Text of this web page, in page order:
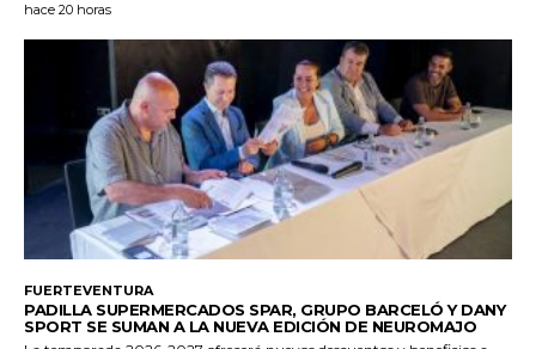
hace 20 horas
FUERTEVENTURA
PADILLA SUPERMERCADOS SPAR, GRUPO BARCELÓ Y DANY
SPORT SE SUMAN A LA NUEVA EDICIÓN DE NEUROMAJO